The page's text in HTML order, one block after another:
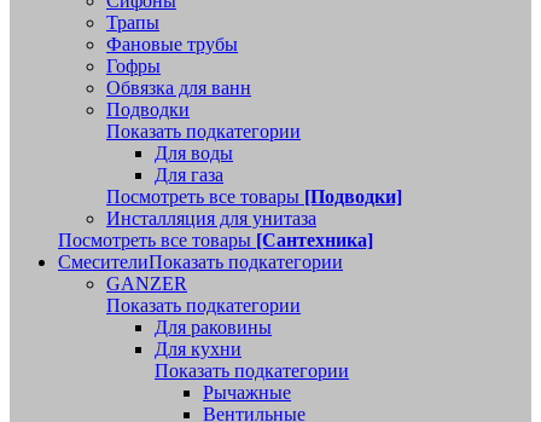
Трапы
Фановые трубы
Гофры
Обвязка для ванн
Подводки
Показать подкатегории
Для воды
Для газа
Посмотреть все товары [Подводки]
Инсталляция для унитаза
Посмотреть все товары [Сантехника]
СмесителиПоказать подкатегории
GANZER
Показать подкатегории
Для раковины
Для кухни
Показать подкатегории
Рычажные
Вентильные